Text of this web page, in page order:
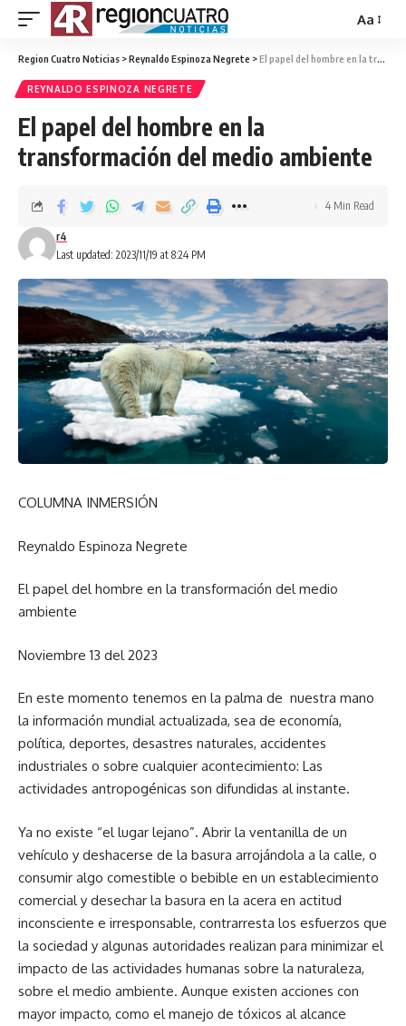
Aa
Region Cuatro Noticias >Reynaldo Espinoza Negrete >El papel del hombre en la transformación del medio ambiente
REYNALDO ESPINOZA NEGRETE
El papel del hombre en la
transformación del medio ambiente
Last updated: 2023/11/19 at 8:24 PM
r4
4 Min Read
COLUMNA INMERSIÓN
Reynaldo Espinoza Negrete
El papel del hombre en la transformación del medio
ambiente
Noviembre 13 del 2023
En este momento tenemos en la palma de nuestra mano
la información mundial actualizada, sea de economía,
política, deportes, desastres naturales, accidentes
industriales o sobre cualquier acontecimiento: Las
actividades antropogénicas son difundidas al instante.
Ya no existe “el lugar lejano”. Abrir la ventanilla de un
vehículo y deshacerse de la basura arrojándola a la calle, o
consumir algo comestible o bebible en un establecimiento
comercial y desechar la basura en la acera en actitud
inconsciente e irresponsable, contrarresta los esfuerzos que
la sociedad y algunas autoridades realizan para minimizar el
impacto de las actividades humanas sobre la naturaleza,
sobre el medio ambiente. Aunque existen acciones con
mayor impacto, como el manejo de tóxicos al alcance